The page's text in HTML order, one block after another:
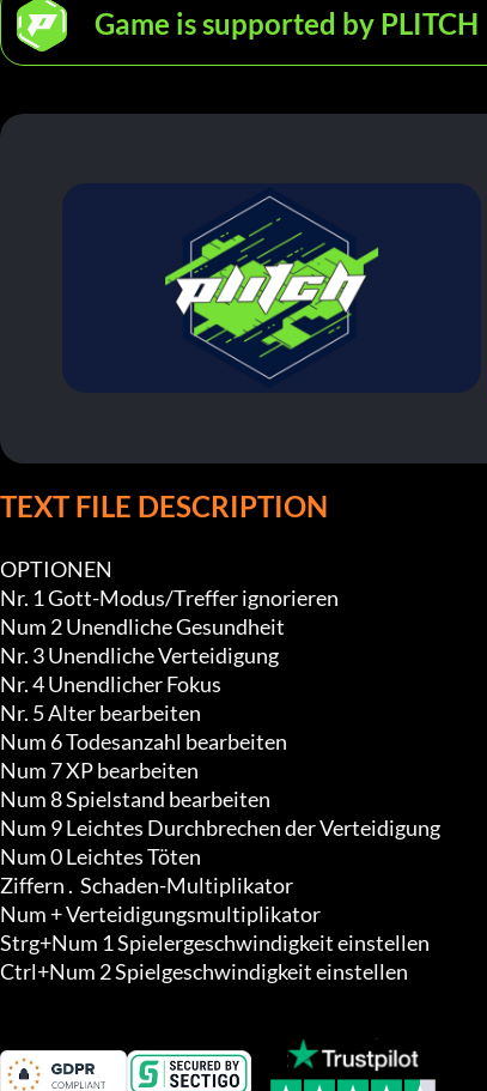
Game is supported by PLITCH
TEXT FILE DESCRIPTION
OPTIONEN
Nr. 1 Gott-Modus/Treffer ignorieren
Num 2 Unendliche Gesundheit
Nr. 3 Unendliche Verteidigung
Nr. 4 Unendlicher Fokus
Nr. 5 Alter bearbeiten
Num 6 Todesanzahl bearbeiten
Num 7 XP bearbeiten
Num 8 Spielstand bearbeiten
Num 9 Leichtes Durchbrechen der Verteidigung
Num 0 Leichtes Töten
Ziffern .  Schaden-Multiplikator
Num + Verteidigungsmultiplikator
Strg+Num 1 Spielergeschwindigkeit einstellen
Ctrl+Num 2 Spielgeschwindigkeit einstellen